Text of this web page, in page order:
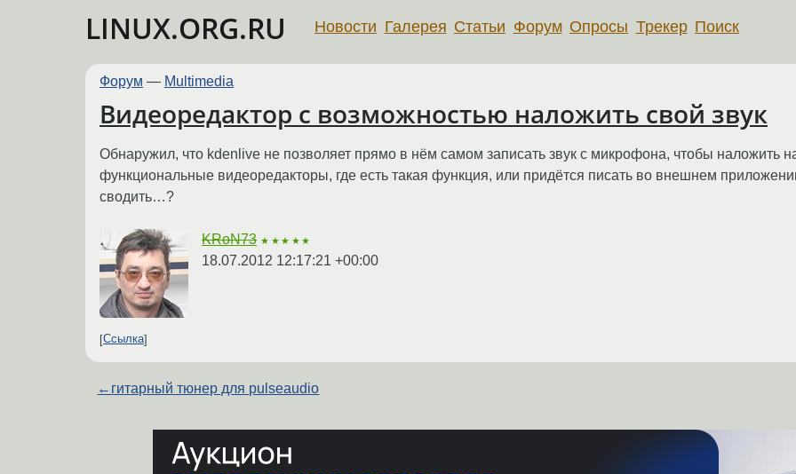
LINUX.ORG.RU Новости Галерея Статьи Форум Опросы Трекер Поиск
Форум — Multimedia
Видеоредактор с возможностью наложить свой звук
Обнаружил, что kdenlive не позволяет прямо в нём самом записать звук с микрофона, чтобы наложить
функциональные видеоредакторы, где есть такая функция, или придётся писать во внешнем
сводить…?
KRoN73 ★★★★★
18.07.2012 12:17:21 +00:00
Ссылка
← гитарный тюнер для pulseaudio